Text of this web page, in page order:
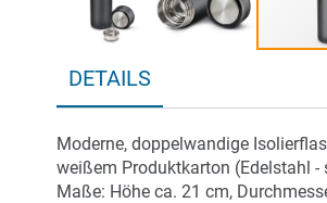
Anfang
der
Bildergalerie
springen
DETAILS
Moderne, doppelwandige
weißem Produktkarton (Edelstahl
Maße: Höhe ca. 21 cm,